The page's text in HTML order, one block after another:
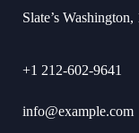
Slate’s
+1 212-602-9641
info@example.com